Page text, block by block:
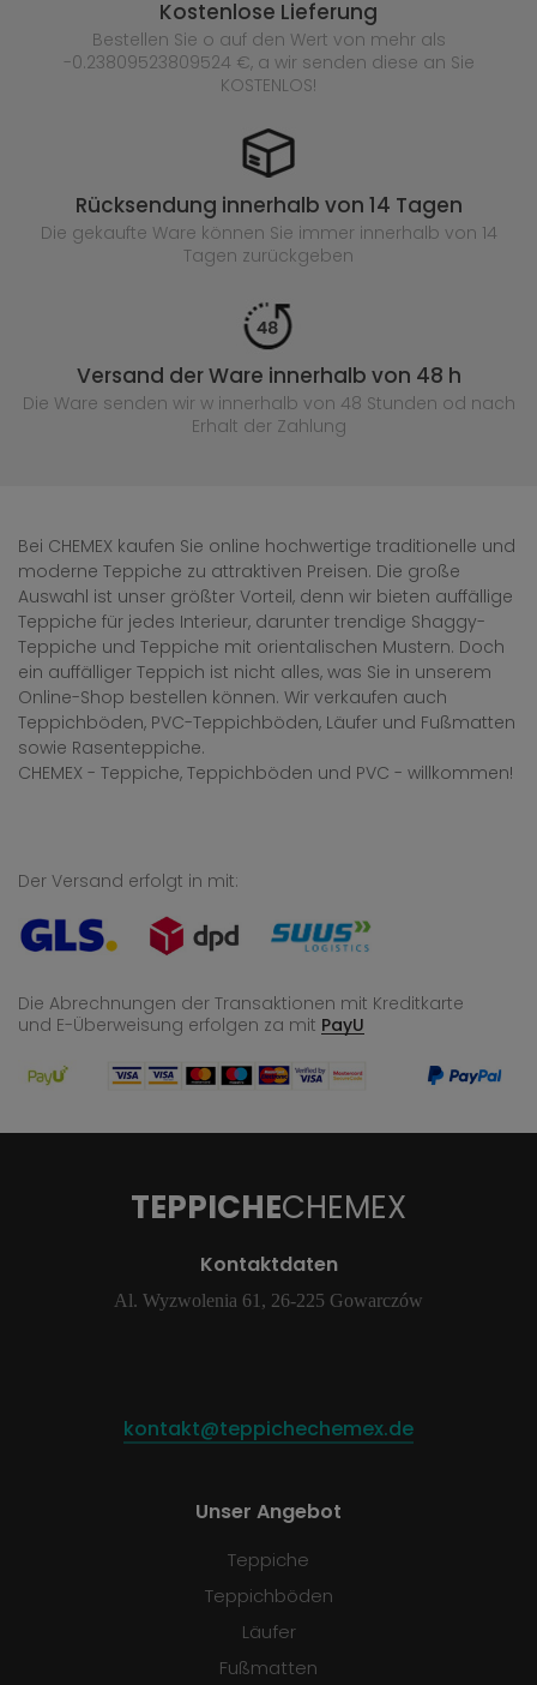
Kostenlose Lieferung
Bestellen Sie o auf den Wert von mehr als
-0.23809523809524 €, a wir senden diese an Sie
KOSTENLOS!
Rücksendung innerhalb von 14 Tagen
Die gekaufte Ware können Sie immer innerhalb von 14
Tagen zurückgeben
Versand der Ware innerhalb von 48 h
Die Ware senden wir w innerhalb von 48 Stunden od nach
Erhalt der Zahlung
Bei CHEMEX kaufen Sie online hochwertige traditionelle und
moderne Teppiche zu attraktiven Preisen. Die große
Auswahl ist unser größter Vorteil, denn wir bieten auffällige
Teppiche für jedes Interieur, darunter trendige Shaggy-
Teppiche und Teppiche mit orientalischen Mustern. Doch
ein auffälliger Teppich ist nicht alles, was Sie in unserem
Online-Shop bestellen können. Wir verkaufen auch
Teppichböden, PVC-Teppichböden, Läufer und Fußmatten
sowie Rasenteppiche.
CHEMEX - Teppiche, Teppichböden und PVC - willkommen!
Der Versand erfolgt in mit:
Die Abrechnungen der Transaktionen mit Kreditkarte
und E-Überweisung erfolgen za mit PayU
TEPPICHECHEMEX
Kontaktdaten
Al. Wyzwolenia 61, 26-225 Gowarczów
kontakt@teppichechemex.de
Unser Angebot
Teppiche
Teppichböden
Läufer
Fußmatten